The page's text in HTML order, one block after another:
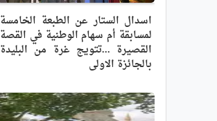
اسدال الستار عن الطبعة الخامسة
لمسابقة أم سهام الوطنية في القصة
القصيرة ...تتويج غرة من البليدة
بالجائزة الاولى